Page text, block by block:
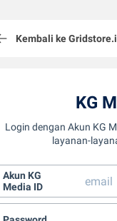
Kembali ke
KG
Login dengan Akun KG
layanan-
Akun KG
Media ID